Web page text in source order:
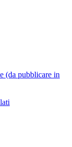
(da pubblicare in